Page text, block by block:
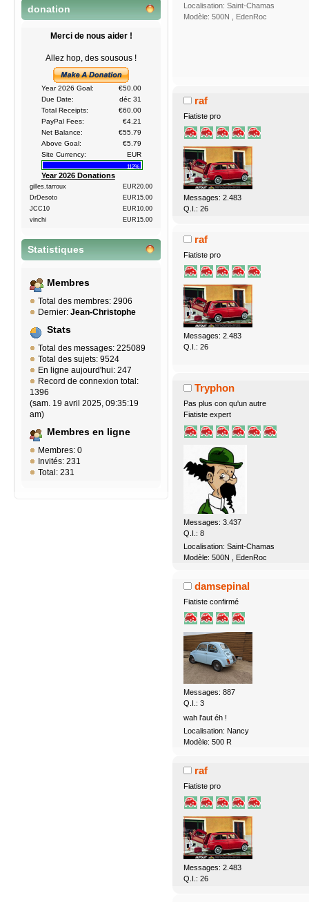
donation
Merci de nous aider !
Allez hop, des sousous !
Year 2026 Goal:
€50.00
Due Date:
déc 31
Total Receipts:
€60.00
PayPal Fees:
€4.21
Net Balance:
€55.79
Above Goal:
€5.79
Site Currency:
EUR
112%
Year 2026 Donations
gilles.tarroux
EUR20.00
DrDesoto
EUR15.00
JCC10
EUR10.00
vinchi
EUR15.00
Statistiques
Membres
Total des membres: 2906
Dernier: Jean-Christophe
Stats
Total des messages: 225089
Total des sujets: 9524
En ligne aujourd'hui: 247
Record de connexion total:
1396
(sam. 19 avril 2025, 09:35:19
am)
Membres en ligne
Membres: 0
Invités: 231
Total: 231
Localisation: Saint-Chamas
Modèle: 500N , EdenRoc
raf
Fiatiste pro
Messages: 2.483
Q.I.: 26
raf
Fiatiste pro
Messages: 2.483
Q.I.: 26
Tryphon
Pas plus con qu'un autre
Fiatiste expert
Messages: 3.437
Q.I.: 8
Localisation: Saint-Chamas
Modèle: 500N , EdenRoc
damsepinal
Fiatiste confirmé
Messages: 887
Q.I.: 3
wah l'aut éh !
Localisation: Nancy
Modèle: 500 R
raf
Fiatiste pro
Messages: 2.483
Q.I.: 26